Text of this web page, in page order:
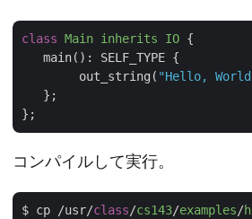
class Main inherits IO {
   main(): SELF_TYPE {
        out_string(
"Hello,
   };
コンパイルして実行。
$ cp /usr/class/cs143/examples/